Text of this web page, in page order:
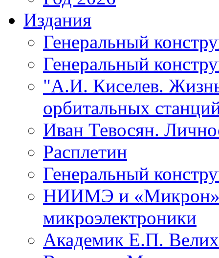
Издания
Генеральный
Генеральный
"А.И. Киселев.
орбитальных
Иван Тевосян.
Расплетин
Генеральный
НИИМЭ и «Микрон»
микроэлектроники
Академик Е.П.